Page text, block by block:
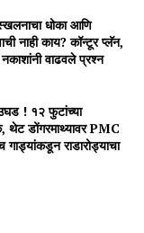
धोका आणि
नाही काय? कॉन्टूर प्लॅन,
वाढवले प्रश्न
उघड ! १२ फुटांच्या
डोंगरमाथ्यावर PMC
राडारोड्याचा